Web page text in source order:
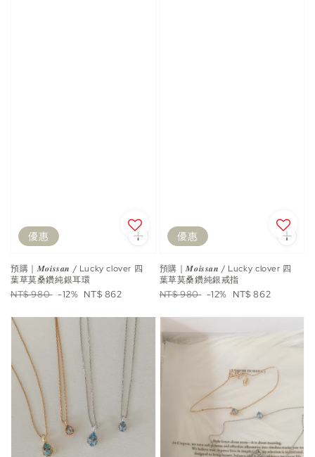
優惠
預購｜𝑴𝒐𝒊𝒔𝒔𝒂𝒏 / Lucky clover 四
葉草莫桑鑽純銀耳環
Regular
NT$ 980 -12% Sale
NT$ 862
優惠
預購｜𝑴𝒐𝒊𝒔𝒔𝒂𝒏 / Lucky clover 四
葉草莫桑鑽純銀戒指
Regular
NT$ 980 -12% Sale
NT$ 862